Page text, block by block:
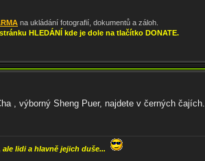
na ukládání fotografií, dokumentů a záloh.
HLEDÁNÍ kde je dole na tlačítko DONATE.
, výborný Sheng Puer, najdete v černých čajích.
lidi a hlavně jejich duše...